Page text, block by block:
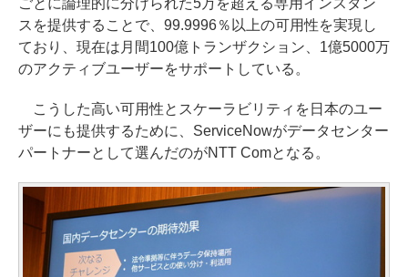
スを提供することで、99.9996％以上の可用性を実現し
ており、現在は月間100億トランザクション、1億5000万
のアクティブユーザーをサポートしている。
こうした高い可用性とスケーラビリティを日本のユー
ザーにも提供するために、ServiceNowがデータセンター
パートナーとして選んだのがNTT Comとなる。